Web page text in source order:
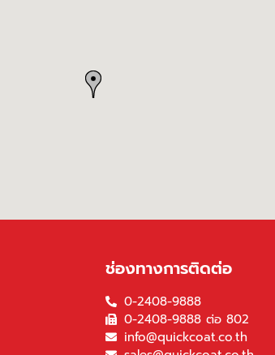
ช่องทางการติดต่อ
0-2408-9888
0-2408-9888 ต่อ 802
info@quickcoat.co.th